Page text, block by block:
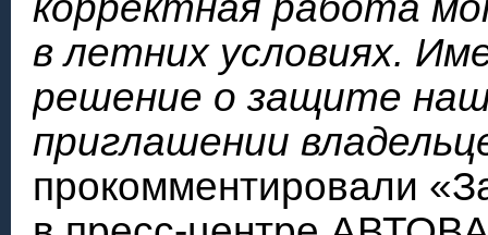
в летних условиях.
решение о защите
приглашении
прокомментировали